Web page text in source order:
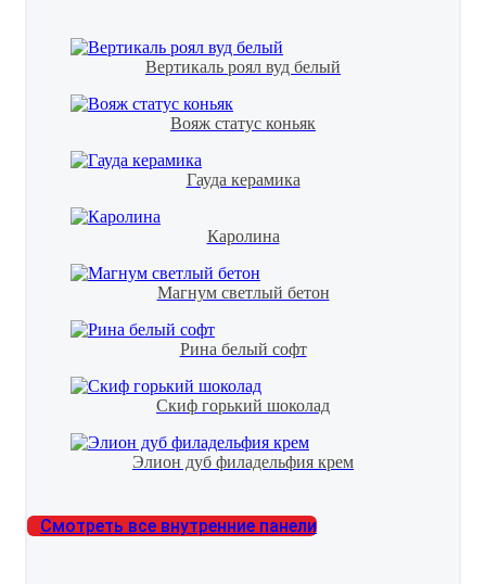
Вертикаль роял вуд белый
Вояж статус коньяк
Гауда керамика
Каролина
Магнум светлый бетон
Рина белый софт
Скиф горький шоколад
Элион дуб филадельфия крем
Смотреть все внутренние панели